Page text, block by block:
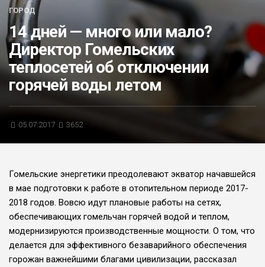
БЛИЦ-ОПРОС
АФИША
ГОРОД
14 дней — много или мало?
Директор Гомельских
теплосетей об отключении
горячей воды летом
05.07.2017 3652
Гомельские энергети­ки преодолевают экватор начавшейся
в мае подготовки к рабо­те в отопительном периоде 2017-
2018 годов. Вов­сю идут плановые рабо­ты на сетях,
обеспечива­ющих гомельчан горячей водой и теплом,
модерни­зируются производствен­ные мощности. О том, что
делается для эффективного безаварий­ного обеспечения
горо­жан важнейшими бла­гами цивилизации, рас­сказал